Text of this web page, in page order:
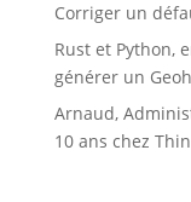
Corriger un
Rust et Python,
générer un
Arnaud,
10 ans chez